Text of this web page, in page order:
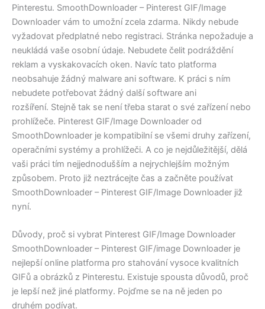
Pinterestu. SmoothDownloader – Pinterest GIF/Image
Downloader vám to umožní zcela zdarma. Nikdy nebude
vyžadovat předplatné nebo registraci. Stránka nepožaduje a
neukládá vaše osobní údaje. Nebudete čelit podráždění
reklam a vyskakovacích oken. Navíc tato platforma
neobsahuje žádný malware ani software. K práci s ním
nebudete potřebovat žádný další software ani
rozšíření. Stejně tak se není třeba starat o své zařízení nebo
prohlížeče. Pinterest GIF/Image Downloader od
SmoothDownloader je kompatibilní se všemi druhy zařízení,
operačními systémy a prohlížeči. A co je nejdůležitější, dělá
vaši práci tím nejjednodušším a nejrychlejším možným
způsobem. Proto již neztrácejte čas a začněte používat
SmoothDownloader – Pinterest GIF/Image Downloader již
nyní.
Důvody, proč si vybrat Pinterest GIF/Image Downloader
SmoothDownloader – Pinterest GIF/image Downloader je
nejlepší online platforma pro stahování vysoce kvalitních
GIFů a obrázků z Pinterestu. Existuje spousta důvodů, proč
je lepší než jiné platformy. Pojďme se na ně jeden po
druhém podívat.